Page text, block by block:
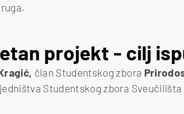
projekt - cilj
član Studentskog zbora
Studentskog zbora Sveučilišta